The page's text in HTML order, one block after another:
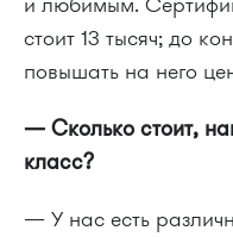
стоит 13 тысяч; до
повышать на него
— Сколько стоит,
класс?
— У нас есть